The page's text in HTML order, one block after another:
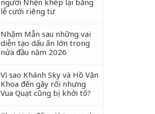
người Nhện khép lại bằng
lễ cưới riêng tư
Nhậm Mẫn sau những vai
diễn tạo dấu ấn lớn trong
nửa đầu năm 2026
Vì sao Khánh Sky và Hồ Văn
Khoa đến gây rối nhưng
Vua Quạt cũng bị khởi tố?